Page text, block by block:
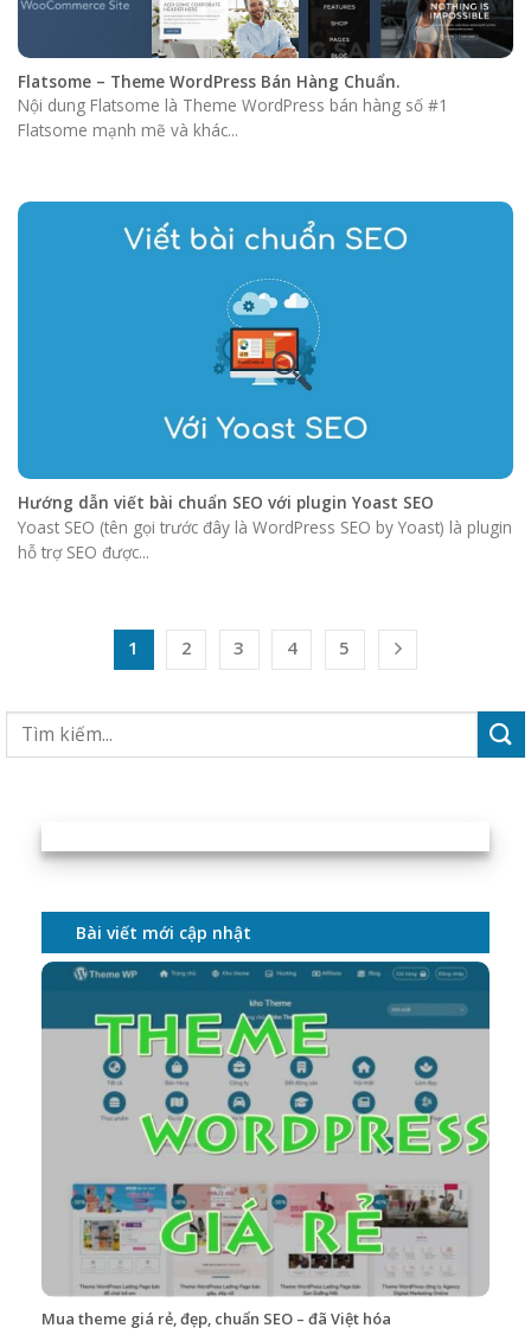
Flatsome – Theme WordPress Bán Hàng Chuẩn.
Nội dung Flatsome là Theme WordPress bán hàng số #1
Flatsome mạnh mẽ và khác...
Hướng dẫn viết bài chuẩn SEO với plugin Yoast SEO
Yoast SEO (tên gọi trước đây là WordPress SEO by Yoast) là plugin
hỗ trợ SEO được...
1 2 3 4 5
Bài viết mới cập nhật
Mua theme giá rẻ, đẹp, chuẩn SEO – đã Việt hóa